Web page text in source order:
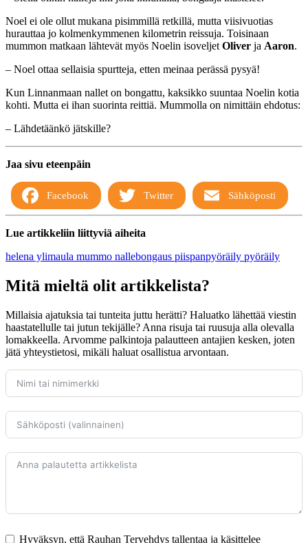
Noel ei ole ollut mukana pisimmillä retkillä, mutta viisivuotias
hurauttaa jo kolmenkymmenen kilometrin reissuja. Toisinaan
mummon matkaan lähtevät myös Noelin isoveljet Oliver ja Aaron.
– Noel ottaa sellaisia spurtteja, etten meinaa perässä pysyä!
Kun Linnanmaan nallet on bongattu, kaksikko suuntaa Noelin kotia
kohti. Mutta ei ihan suorinta reittiä. Mummolla on nimittäin ehdotus:
– Lähdetäänkö jätskille?
Jaa sivu eteenpäin
Facebook Twitter Sähköposti
Lue artikkeliin liittyviä aiheita
helena ylimaula mummo nallebongaus piispanpyöräily pyöräily
Mitä mieltä olit artikkelista?
Millaisia ajatuksia tai tunteita juttu herätti? Haluatko lähettää viestin
haastatellulle tai jutun tekijälle? Anna risuja tai ruusuja alla olevalla
lomakkeella. Arvomme palkintoja palautteen antajien kesken, joten
jätä yhteystietosi, mikäli haluat osallistua arvontaan.
Hyväksyn, että Rauhan Tervehdys tallentaa ja käsittelee